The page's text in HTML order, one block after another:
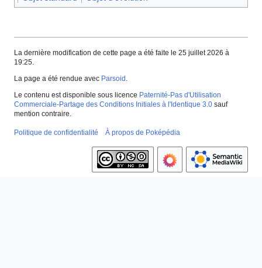
La dernière modification de cette page a été faite le 25 juillet 2026 à
19:25.
La page a été rendue avec Parsoid.
Le contenu est disponible sous licence Paternité-Pas d'Utilisation
Commerciale-Partage des Conditions Initiales à l'Identique 3.0 sauf
mention contraire.
Politique de confidentialité À propos de Poképédia